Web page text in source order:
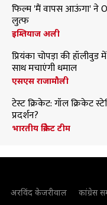
फिल्म 'मैं वापस आऊंगा' ने
लुत्फ
इम्तियाज अली
प्रियंका चोपड़ा की
साथ मचाएंगी धमाल
एसएस राजामौली
टेस्ट क्रिकेट: गॉल क्रिकेट
प्रदर्शन?
भारतीय क्रिकेट टीम
अरविंद केजरीवाल कांग्रेस